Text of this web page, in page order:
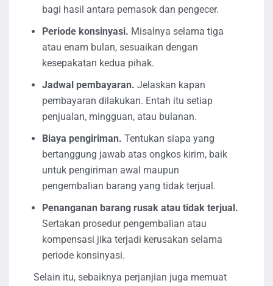
bagi hasil antara pemasok dan pengecer.
Periode konsinyasi. Misalnya selama tiga
atau enam bulan, sesuaikan dengan
kesepakatan kedua pihak.
Jadwal pembayaran. Jelaskan kapan
pembayaran dilakukan. Entah itu setiap
penjualan, mingguan, atau bulanan.
Biaya pengiriman. Tentukan siapa yang
bertanggung jawab atas ongkos kirim, baik
untuk pengiriman awal maupun
pengembalian barang yang tidak terjual.
Penanganan barang rusak atau tidak terjual.
Sertakan prosedur pengembalian atau
kompensasi jika terjadi kerusakan selama
periode konsinyasi.
Selain itu, sebaiknya perjanjian juga memuat